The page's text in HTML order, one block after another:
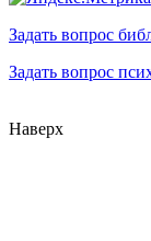
Задать вопрос
Задать вопрос
Наверх